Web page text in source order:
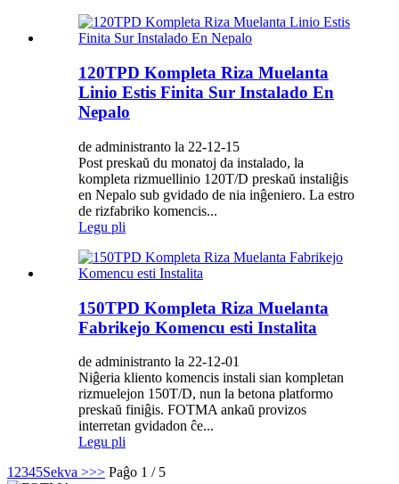
120TPD Kompleta Riza Muelanta
Linio Estis Finita Sur Instalado En
Nepalo
de administranto la 22-12-15
Post preskaŭ du monatoj da instalado, la
kompleta rizmuellinio 120T/D preskaŭ instaliĝis
en Nepalo sub gvidado de nia inĝeniero. La estro
de rizfabriko komencis...
Legu pli
150TPD Kompleta Riza Muelanta
Fabrikejo Komencu esti Instalita
de administranto la 22-12-01
Niĝeria kliento komencis instali sian kompletan
rizmuelejon 150T/D, nun la betona platformo
preskaŭ finiĝis. FOTMA ankaŭ provizos
interretan gvidadon ĉe...
Legu pli
1 2345Sekva >>> Paĝo 1 / 5